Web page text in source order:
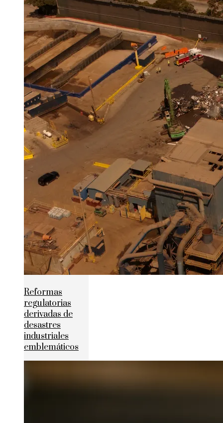
Reformas
regulatorias
derivadas de
desastres
industriales
emblemáticos